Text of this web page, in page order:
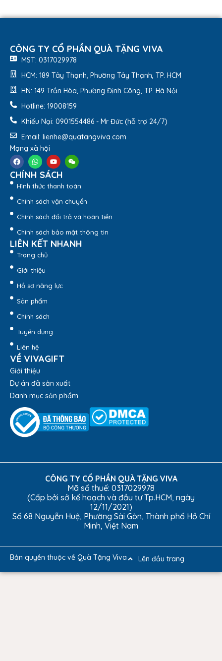
CÔNG TY CỔ PHẦN QUÀ TẶNG VIVA
MST: 0317029978
HCM: 189 Tây Thạnh, Phường Tây Thạnh, TP. HCM
HN: 149 Trần Hòa, Phường Định Công, TP. Hà Nội
Hotline: 19008159
Khiếu Nại: 0901554486 - Mr Đức (hỗ trợ 24/7)
Email: lienhe@quatangviva.com
Mạng xã hội
CHÍNH SÁCH
Hình thức thanh toán
Chính sách vận chuyển
Chính sách đổi trả và hoàn tiền
Chính sách bảo mật thông tin
LIÊN KẾT NHANH
Trang chủ
Giới thiệu
Hồ sơ năng lực
Sản phẩm
Chính sách
Tuyển dụng
Liên hệ
VỀ VIVAGIFT
Giới thiệu
Dự án đã sản xuất
Danh mục sản phẩm
CÔNG TY CỔ PHẦN QUÀ TẶNG VIVA
Mã số thuế: 0317029978
(Cấp bởi sở kế hoạch và đầu tư Tp.HCM, ngày
12/11/2021)
Số 68 Nguyễn Huệ, Phường Sài Gòn, Thành phố Hồ Chí
Minh, Việt Nam
Bản quyền thuộc về Quà Tặng Viva Lên đầu trang